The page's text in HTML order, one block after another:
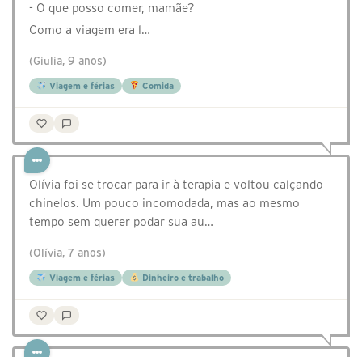
- O que posso comer, mamãe?
Como a viagem era l…
(Giulia, 9 anos)
Viagem e férias Comida
Olívia foi se trocar para ir à terapia e voltou calçando
chinelos. Um pouco incomodada, mas ao mesmo
tempo sem querer podar sua au…
(Olívia, 7 anos)
Viagem e férias Dinheiro e trabalho